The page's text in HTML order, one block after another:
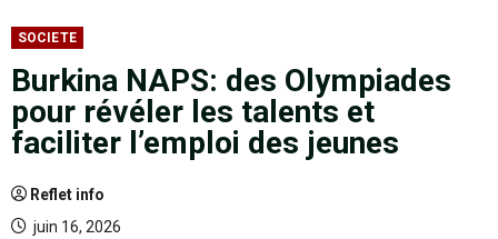
SOCIETE
Burkina NAPS: des Olympiades
pour révéler les talents et
faciliter l’emploi des jeunes
Reflet info
juin 16, 2026